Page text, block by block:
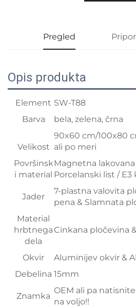
Pregled
Opis produkta
Element SW-T88
Barva
bela, zelena, črna
Velikost
90x60 cm/100x80
ali po meri
Površinsk
i material
Magnetna
Porcelanski list / E3
Jader
7-plastna valovita
pena & Slamnata
Material
hrbtnega
dela
Cinkana pločevina
Okvir
Aluminijev okvir &
Debelina 15mm
Znamka
OEM ali pa natisnite
na voljo!!